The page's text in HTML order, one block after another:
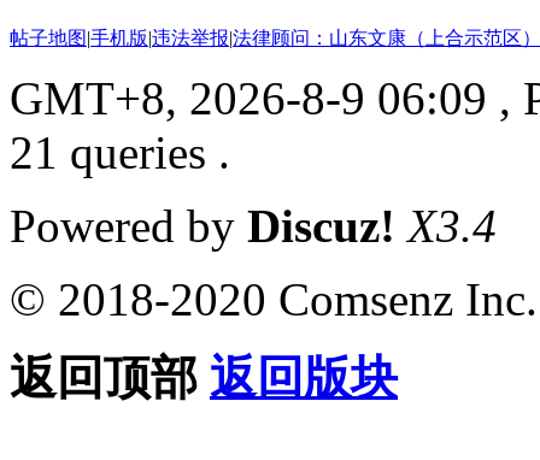
帖子地图|手机版|违法举报|法律顾问：山东文康（上合示范区
GMT+8, 2026-8-9 06:09 ,
21 queries .
Powered by Discuz! X3.4
© 2018-2020 Comsenz Inc.
返回顶部 返回版块